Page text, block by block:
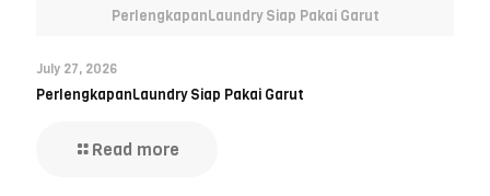
PerlengkapanLaundry Siap Pakai Garut
July 27, 2026
PerlengkapanLaundry Siap Pakai Garut
Read more